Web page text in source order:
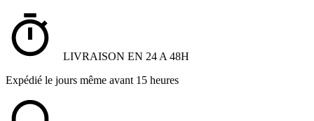
LIVRAISON EN 24 A 48H
Expédié le jours même avant 15 heures